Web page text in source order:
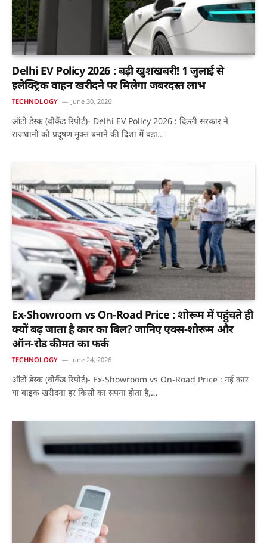
Delhi EV Policy 2026 : बड़ी खुशखबरी! 1 जुलाई से
इलेक्ट्रिक वाहन खरीदने पर मिलेगा जबरदस्त लाभ
TECHNOLOGY June 30, 2026
ऑटो डेस्क (वीकैंड रिपोर्ट)- Delhi EV Policy 2026 : दिल्ली सरकार ने
राजधानी को प्रदूषण मुक्त बनाने की दिशा में बड़ा…
Ex-Showroom vs On-Road Price : शोरूम में पहुंचते ही
क्यों बढ़ जाता है कार का बिल? जानिए एक्स-शोरूम और
ऑन-रोड कीमत का फर्क
TECHNOLOGY June 24, 2026
ऑटो डेस्क (वीकैंड रिपोर्ट)- Ex-Showroom vs On-Road Price : नई कार
या बाइक खरीदना हर किसी का सपना होता है,…